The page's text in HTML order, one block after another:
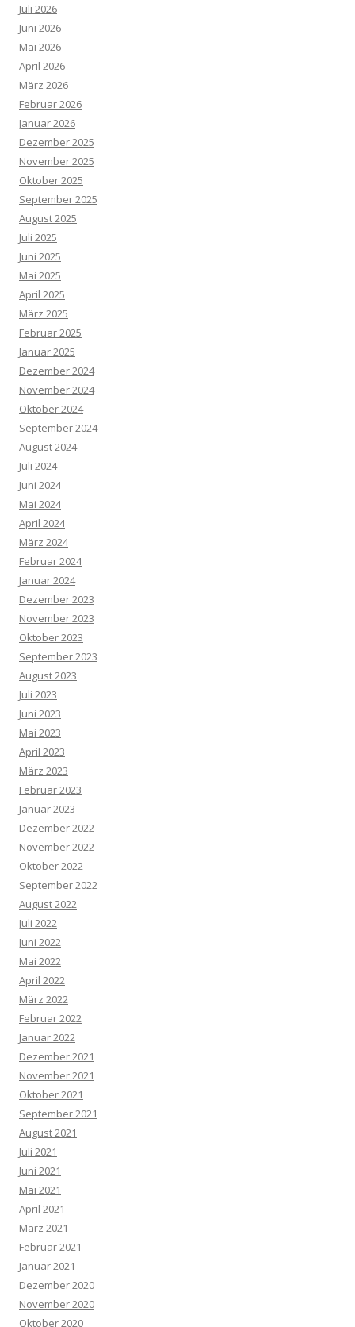
Juli 2026
Juni 2026
Mai 2026
April 2026
März 2026
Februar 2026
Januar 2026
Dezember 2025
November 2025
Oktober 2025
September 2025
August 2025
Juli 2025
Juni 2025
Mai 2025
April 2025
März 2025
Februar 2025
Januar 2025
Dezember 2024
November 2024
Oktober 2024
September 2024
August 2024
Juli 2024
Juni 2024
Mai 2024
April 2024
März 2024
Februar 2024
Januar 2024
Dezember 2023
November 2023
Oktober 2023
September 2023
August 2023
Juli 2023
Juni 2023
Mai 2023
April 2023
März 2023
Februar 2023
Januar 2023
Dezember 2022
November 2022
Oktober 2022
September 2022
August 2022
Juli 2022
Juni 2022
Mai 2022
April 2022
März 2022
Februar 2022
Januar 2022
Dezember 2021
November 2021
Oktober 2021
September 2021
August 2021
Juli 2021
Juni 2021
Mai 2021
April 2021
März 2021
Februar 2021
Januar 2021
Dezember 2020
November 2020
Oktober 2020